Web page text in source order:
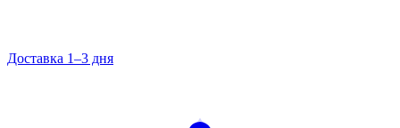
Доставка 1–3 дня